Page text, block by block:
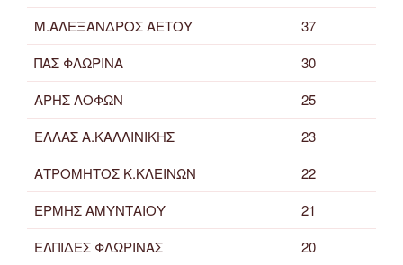
Μ.ΑΛΕΞΑΝΔΡΟΣ ΑΕΤΟΥ
37
ΠΑΣ ΦΛΩΡΙΝΑ
30
ΑΡΗΣ ΛΟΦΩΝ
25
ΕΛΛΑΣ Α.ΚΑΛΛΙΝΙΚΗΣ
23
ΑΤΡΟΜΗΤΟΣ Κ.ΚΛΕΙΝΩΝ
22
ΕΡΜΗΣ ΑΜΥΝΤΑΙΟΥ
21
ΕΛΠΙΔΕΣ ΦΛΩΡΙΝΑΣ
20